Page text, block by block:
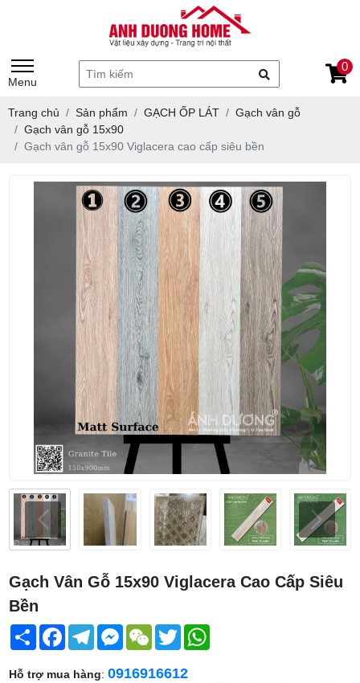
Menu
0
Trang chủ Sản phẩm GẠCH ỐP LÁT
Gạch vân gỗ
Gạch vân gỗ 15x90
Gạch vân gỗ 15x90 Viglacera cao cấp siêu bền
Gạch Vân Gỗ 15x90 Viglacera Cao Cấp Siêu
Bền
Share FacebookTelegramMessenger
WeChatTwitter
Hỗ trợ mua hàng:0916916612